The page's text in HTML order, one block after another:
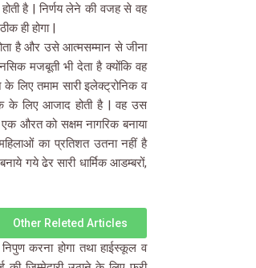
है | निर्णय लेने की वजह से वह
ही होगा |
है और उसे आत्मसम्मान से जीना
मजबूती भी देता है क्योंकि वह
तमाम सारी इलेक्ट्रोनिक व
लिए आजाद होती है | वह उस
औरत को सक्षम नागरिक बनाया
का प्रतिशत उतना नहीं है
गये ढेर सारी धार्मिक आडम्बरों,
Other Releted Articles
करना होगा तथा हाईस्कूल व